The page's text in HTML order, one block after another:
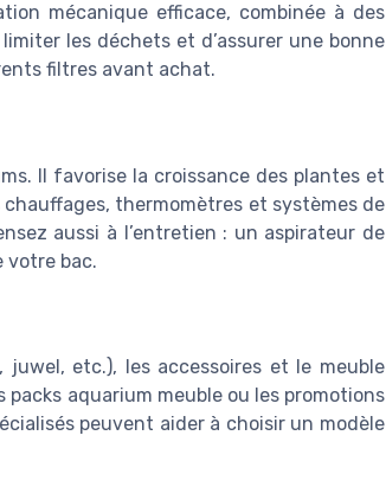
mécanique efficace, combinée à des
les déchets et d’assurer une bonne
filtres avant achat.
Il favorise la croissance des plantes et
thermomètres et systèmes de
aussi à l’entretien : un aspirateur de
votre bac.
etc.), les accessoires et le meuble
aquarium meuble ou les promotions
peuvent aider à choisir un modèle